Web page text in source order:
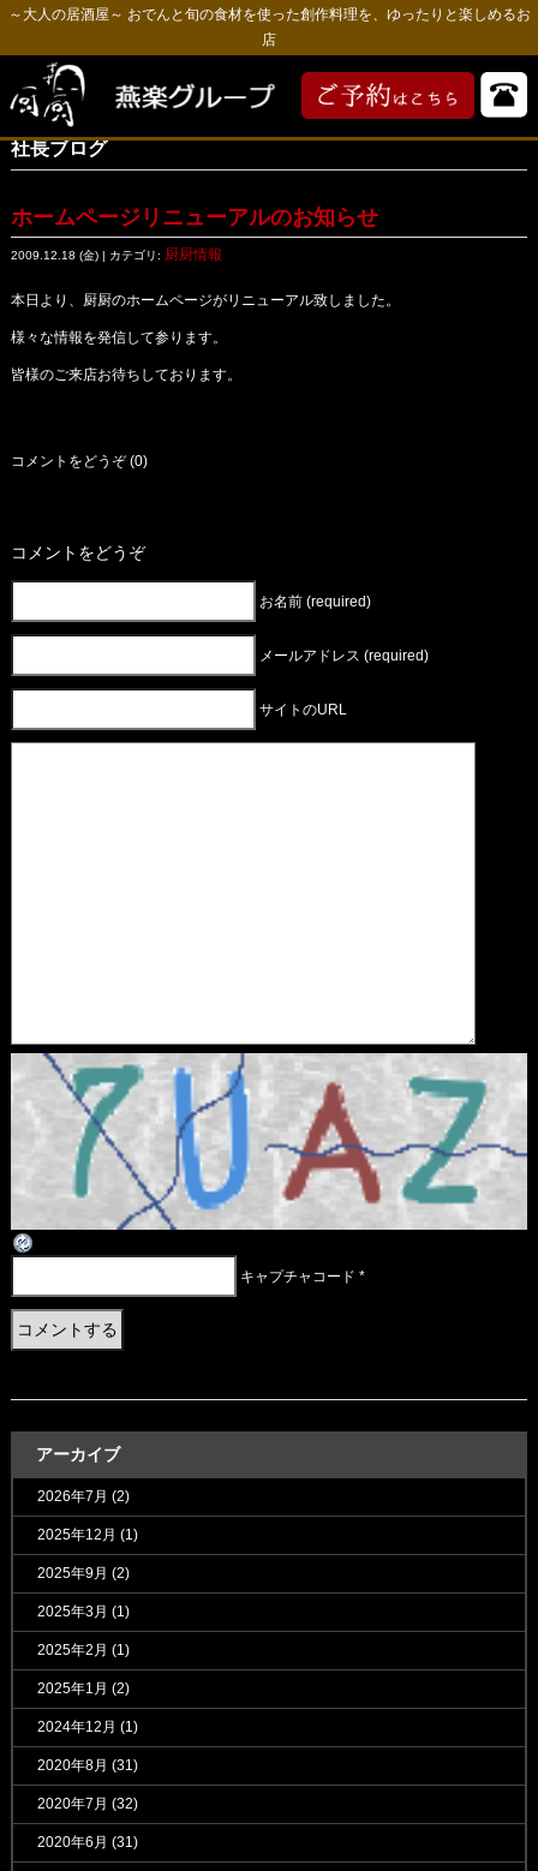
～大人の居酒屋～ おでんと旬の食材を使った創作料理を、ゆったりと楽しめるお
店
社長ブログ
ホームページリニューアルのお知らせ
2009.12.18 (金) | カテゴリ: 厨厨情報
本日より、厨厨のホームページがリニューアル致しました。
様々な情報を発信して参ります。
皆様のご来店お待ちしております。
コメントをどうぞ (0)
コメントをどうぞ
お名前 (required)
メールアドレス (required)
サイトのURL
キャプチャコード *
アーカイブ
2026年7月 (2)
2025年12月 (1)
2025年9月 (2)
2025年3月 (1)
2025年2月 (1)
2025年1月 (2)
2024年12月 (1)
2020年8月 (31)
2020年7月 (32)
2020年6月 (31)